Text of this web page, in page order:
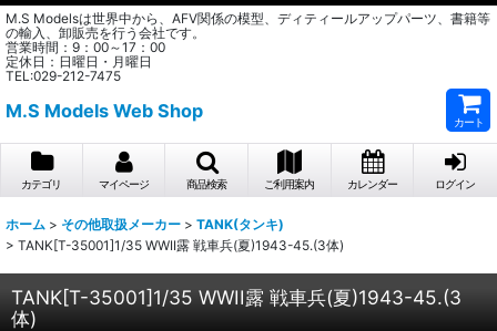
M.S Modelsは世界中から、AFV関係の模型、ディティールアップパーツ、書籍等
の輸入、卸販売を行う会社です。
営業時間：9：00～17：00
定休日：日曜日・月曜日
TEL:029-212-7475
M.S Models Web Shop
カート
カテゴリ マイページ 商品検索 ご利用案内 カレンダー ログイン
ホーム > その他取扱メーカー > TANK(タンキ)
> TANK[T-35001]1/35 WWII露 戦車兵(夏)1943-45.(3体)
TANK[T-35001]1/35 WWII露 戦車兵(夏)1943-45.(3
体)